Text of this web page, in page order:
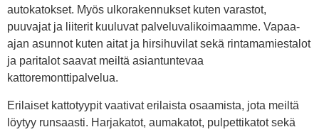
autokatokset. Myös ulkorakennukset kuten varastot,
puuvajat ja liiterit kuuluvat palveluvalikoimaamme. Vapaa-
ajan asunnot kuten aitat ja hirsihuvilat sekä rintamamiestalot
ja paritalot saavat meiltä asiantuntevaa
kattoremonttipalvelua.
Erilaiset kattotyypit vaativat erilaista osaamista, jota meiltä
löytyy runsaasti. Harjakatot, aumakatot, pulpettikatot sekä